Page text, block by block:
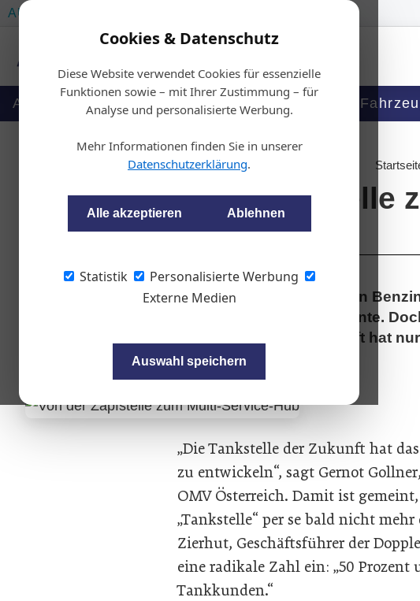
Cookies & Datenschutz
Diese Website verwendet Cookies für essenzielle
Funktionen sowie – mit Ihrer Zustimmung – für
Analyse und personalisierte Werbung.
Mehr Informationen finden Sie in unserer
Datenschutzerklärung.
Alle akzeptieren Ablehnen
Statistik
Personalisierte Werbung
Externe Medien
Auswahl speichern
AUTOMOTIVE SERVICES
Auto & Politik Ausbildung Werkstatt
Von der Zapfstelle
Die Tankstelle ist für jeden
Sprit, Öl und Gleich­gesinnte.
verändert und die Zukunft hat
tun.
„Die Tankstelle der Zukunft hat
zu entwickeln“, sagt Gernot
OMV Österreich. Damit ist
„Tankstelle“ per se bald nicht
Zierhut, Geschäftsführer der
eine radikale Zahl ein: „50 Prozent
Tankkunden.“